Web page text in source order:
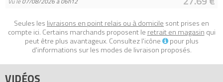
ses scénarios ancrés dans la vie réelle.
- La boîte de rangement en forme de cœur mesure plus de 3 cm
de haut, 7 cm de large et 7 cm de profondeur.
Tous les prix duLEGO Friends 41385 La boîte cœur d'été
Seules les livraisons en point relais ou à domicile sont prises en
compte ici. Certains marchands proposent le retrait en magasin qui
peut être plus avantageux. Consultez l'icône
pour plus
d'informations sur les modes de livraison proposés.
VIDÉOS